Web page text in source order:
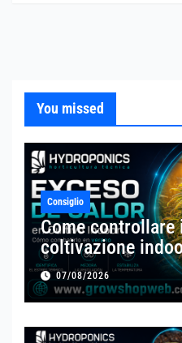
You missed
Consiglio
Come
coltivazione
07/08/2026